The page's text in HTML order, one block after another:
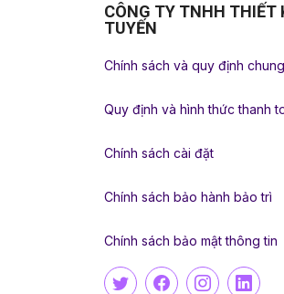
CÔNG TY TNHH THIẾT
TUYẾN
Chính sách và quy định chung
Quy định và hình thức thanh
Chính sách cài đặt
Chính sách bảo hành bảo trì
Chính sách bảo mật thông tin